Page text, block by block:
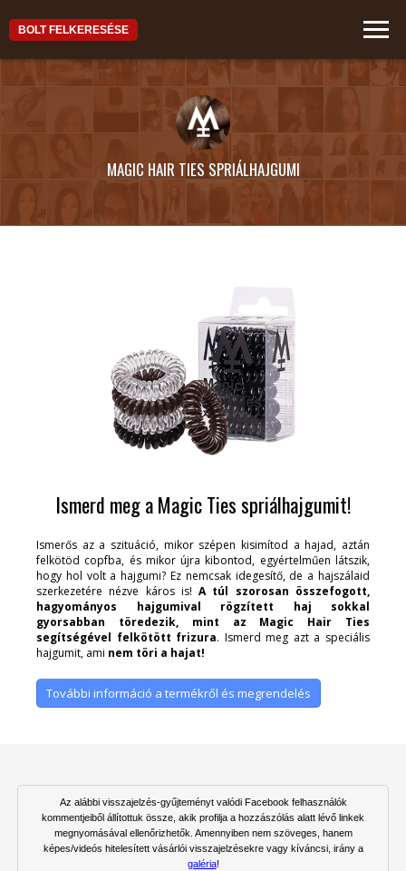
BOLT FELKERESÉSE
MAGIC HAIR TIES SPRIÁLHAJGUMI
Ismerd meg a Magic Ties spriálhajgumit!
Ismerős az a szituáció, mikor szépen kisimítod a hajad, aztán
felkötöd copfba, és mikor újra kibontod, egyértelműen látszik,
hogy hol volt a hajgumi? Ez nemcsak idegesítő, de a hajszálaid
szerkezetére nézve káros is!A túl szorosan összefogott,
hagyományos hajgumival rögzített haj sokkal
gyorsabban töredezik, mint az Magic Hair Ties
segítségével felkötött frizura. Ismerd meg azt a speciális
hajgumit, ami nem töri a hajat!
További információ a termékről és megrendelés
Az alábbi visszajelzés-gyűjteményt valódi Facebook felhasználók
kommentjeiből állítottuk össze, akik profilja a hozzászólás alatt lévő linkek
megnyomásával ellenőrizhetők. Amennyiben nem szöveges, hanem
képes/videós hitelesített vásárlói visszajelzésekre vagy kíváncsi, irány a
galéria!